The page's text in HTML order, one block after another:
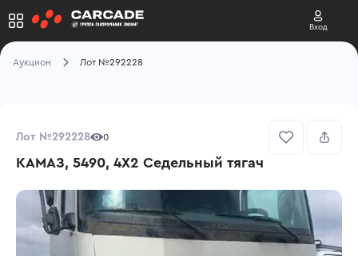
Вход
Аукцион Лот №292228
Лот №292228 0
КАМАЗ, 5490, 4X2 Седельный тягач